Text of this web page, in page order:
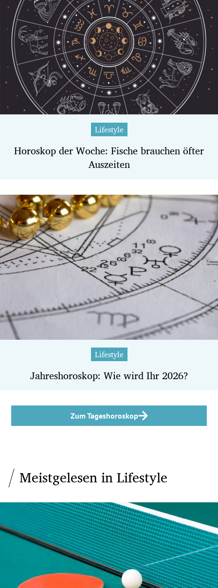
Lifestyle
Horoskop der Woche: Fische brauchen öfter
Auszeiten
Lifestyle
Jahreshoroskop: Wie wird Ihr 2026?
Zum Tageshoroskop
Meistgelesen in Lifestyle